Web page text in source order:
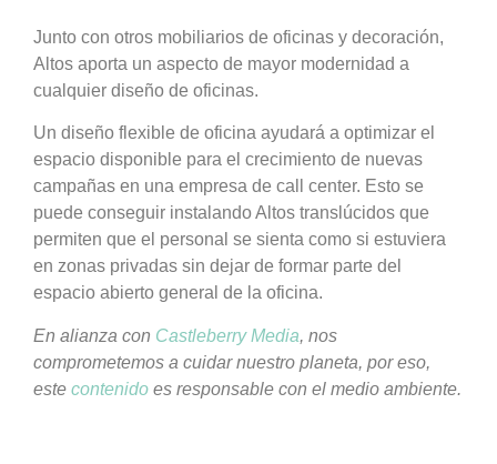
Junto con otros mobiliarios de oficinas y decoración,
Altos aporta un aspecto de mayor modernidad a
cualquier diseño de oficinas.
Un diseño flexible de oficina ayudará a optimizar el
espacio disponible para el crecimiento de nuevas
campañas en una empresa de call center. Esto se
puede conseguir instalando Altos translúcidos que
permiten que el personal se sienta como si estuviera
en zonas privadas sin dejar de formar parte del
espacio abierto general de la oficina.
En alianza con Castleberry Media, nos
comprometemos a cuidar nuestro planeta, por eso,
este contenido es responsable con el medio ambiente.